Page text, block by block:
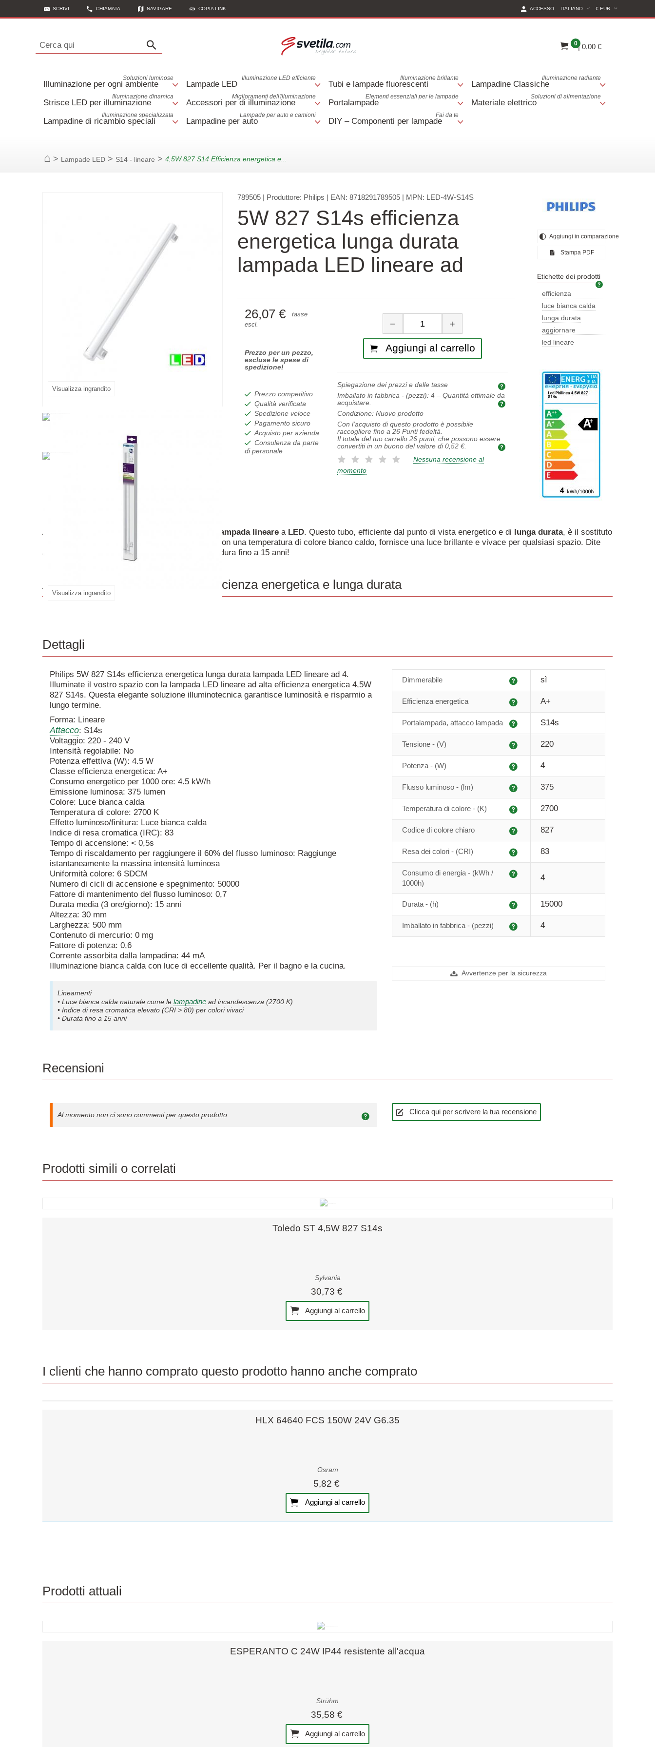
SCRIVI CHIAMATA NAVIGARE COPIA LINK € EUR (CURRENT
ITALIANO
ACCESSO
Cerca qui 0| 0,00 €
Illuminazione per ogni ambiente
Soluzioni luminose
Lampade LED
Illuminazione LED efficiente
Tubi e lampade fluorescenti
Illuminazione brillante
Lampadine Classiche
Illuminazione radiante
Strisce LED per illuminazione
Illuminazione dinamica
Accessori per di illuminazione
Miglioramenti dell'illuminazione
Portalampade
Elementi essenziali per le lampade
Materiale elettrico
Soluzioni di alimentazione
Lampadine di ricambio speciali
Illuminazione specializzata
Lampadine per auto
Lampade per auto e camioni
DIY – Componenti per lampade
Fai da te
Casa
> Lampade LED > S14 - lineare > 4,5W 827 S14 Efficienza energetica e...
Visualizza ingrandito
Visualizza ingrandito
789505| Produttore: Philips | EAN: 8718291789505| MPN: LED-4W-S14S
5W 827 S14s efficienza
energetica lunga durata
lampada LED lineare ad
26,07 €
tasse
escl.
Prezzo per un pezzo,
escluse le spese di
spedizione!
Prezzo competitivo
Qualità verificata
Spedizione veloce
Pagamento sicuro
Acquisto per azienda
Consulenza da parte
di personale
Quantità
− +
Aggiungi al carrello
Spiegazione dei prezzi e delle tasse
Spiegazione dei prezzi e delle tasse
Imballato in fabbrica - (pezzi): 4– Quantità ottimale da
acquistare.
Quantità ottimale da acquistare
Condizione: Nuovo prodotto
Con l'acquisto di questo prodotto è possibile
raccogliere fino a 26Punti fedeltà.
Il totale del tuo carrello 26punti, che possono essere
convertiti in un buono del valore di 0,52 €.
Nessuna recensione al
momento
Aggiungi in comparazione
Stampa PDF
Etichette dei prodotti
Etichette dei
efficienza
energetica
luce bianca calda
lunga durata
aggiornare
l'illuminazione
led lineare
Aggiornate la vostra illuminazione con la nostra lampada lineare a LED. Questo tubo, efficiente dal punto di vista energetico e di lunga durata, è il sostituto
perfetto delle lampade lineari a incandescenza. Con una temperatura di colore bianco caldo, fornisce una luce brillante e vivace per qualsiasi spazio. Dite
addio alle frequenti sostituzioni: questa lampada dura fino a 15 anni!
Accessori per 4,5W 827 S14 Efficienza energetica e lunga durata
Dettagli
Philips 5W 827 S14s efficienza energetica lunga durata lampada LED lineare ad 4.
Illuminate il vostro spazio con la lampada LED lineare ad alta efficienza energetica 4,5W
827 S14s. Questa elegante soluzione illuminotecnica garantisce luminosità e risparmio a
lungo termine.
Forma: Lineare
Attacco: S14s
Voltaggio: 220 - 240 V
Intensità regolabile: No
Potenza effettiva (W): 4.5 W
Classe efficienza energetica: A+
Consumo energetico per 1000 ore: 4.5 kW/h
Emissione luminosa: 375 lumen
Colore: Luce bianca calda
Temperatura di colore: 2700 K
Effetto luminoso/finitura: Luce bianca calda
Indice di resa cromatica (IRC): 83
Tempo di accensione: < 0,5s
Tempo di riscaldamento per raggiungere il 60% del flusso luminoso: Raggiunge
istantaneamente la massina intensità luminosa
Uniformità colore: 6 SDCM
Numero di cicli di accensione e spegnimento: 50000
Fattore di mantenimento del flusso luminoso: 0,7
Durata media (3 ore/giorno): 15 anni
Altezza: 30 mm
Larghezza: 500 mm
Contenuto di mercurio: 0 mg
Fattore di potenza: 0,6
Corrente assorbita dalla lampadina: 44 mA
Illuminazione bianca calda con luce di eccellente qualità. Per il bagno e la cucina.
Lineamenti
• Luce bianca calda naturale come le lampadine ad incandescenza (2700 K)
• Indice di resa cromatica elevato (CRI > 80) per colori vivaci
• Durata fino a 15 anni
Spiegazione
Dimmerabile sì
Spiegazione
Efficienza energetica A+
Spiegazione
Portalampada, attacco lampada S14s
Spiegazione
Tensione - (V) 220
Spiegazione
Potenza - (W) 4
Spiegazione
Flusso luminoso - (lm) 375
Spiegazione
Temperatura di colore - (K) 2700
Spiegazione
Codice di colore chiaro 827
Spiegazione
Resa dei colori - (CRI) 83
Consumo di energia - (kWh /
1000h)
4
Spiegazione
Durata - (h) 15000
Spiegazione
Imballato in fabbrica - (pezzi) 4
Avvertenze per la sicurezza
Recensioni
Al momento non ci sono commenti per questo prodotto Clicca qui per scrivere la tua recensione
Prodotti simili o correlati
Toledo ST 4,5W 827 S14s
Sylvania
30,73 €
Aggiungi al carrello
I clienti che hanno comprato questo prodotto hanno anche comprato
HLX 64640 FCS 150W 24V G6.35
Osram
5,82 €
Aggiungi al carrello
Prodotti attuali
ESPERANTO C 24W IP44 resistente all'acqua
Strühm
35,58 €
Aggiungi al carrello